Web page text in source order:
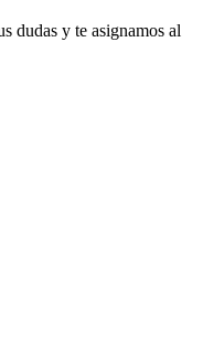
dudas y te asignamos al